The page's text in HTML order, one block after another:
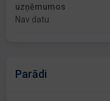
uzņēmumos
Nav datu
Parādi